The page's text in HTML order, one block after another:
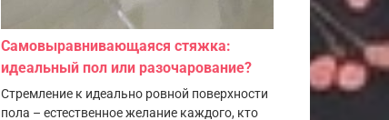
Самовыравнивающаяся стяжка:
идеальный пол или разочарование?
Стремление к идеально ровной поверхности
пола – естественное желание каждого, кто